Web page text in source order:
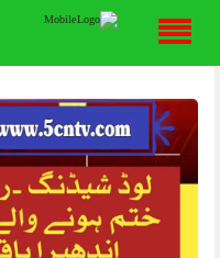
content